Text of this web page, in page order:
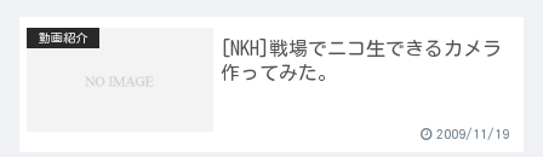
動画紹介
[NKH]戦場でニコ生できるカメラ
作ってみた。
2009/11/19